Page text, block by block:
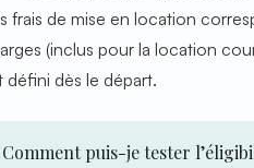
frais de mise en location
(inclus pour la location
défini dès le départ.
Comment puis-je tester